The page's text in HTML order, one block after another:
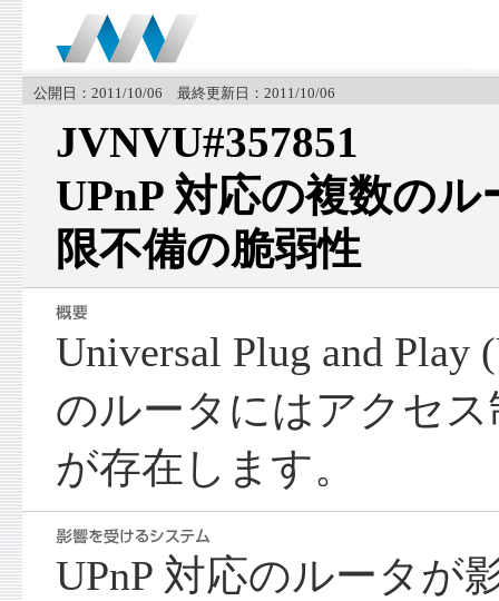
公開日：2011/10/06 最終更新日：2011/10/06
JVNVU#357851
UPnP 対応の複数の
限不備の脆弱性
Universal Plug and Play
のルータにはアクセ
が存在します。
UPnP 対応のルータが